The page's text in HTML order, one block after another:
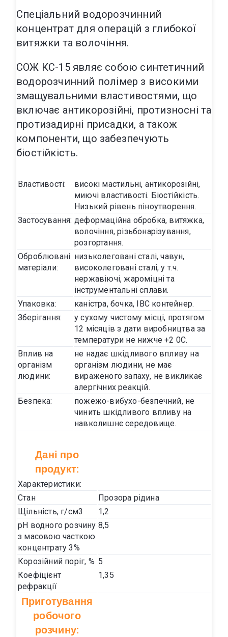
Спеціальний водорозчинний
концентрат для операцій з глибокої
витяжки та волочіння.
СОЖ КС-15 являє собою синтетичний
водорозчинний полімер з високими
змащувальними властивостями, що
включає антикорозійні, протизносні та
протизадирні присадки, а також
компоненти, що забезпечують
біостійкість.
Властивості:
високі мастильні, антикорозійні,
миючі властивості. Біостійкість.
Низький рівень піноутворення.
Застосування: деформаційна обробка, витяжка,
волочіння, різьбонарізування,
розгортання.
Оброблювані
матеріали:
низьколеговані сталі, чавун,
високолеговані сталі, у т.ч.
нержавіючі, жароміцні та
інструментальні сплави.
Упаковка:
каністра, бочка, IBC контейнер.
Зберігання:
у сухому чистому місці, протягом
12 місяців з дати виробництва за
температури не нижче +2 0С.
Вплив на
організм
людини:
не надає шкідливого впливу на
організм людини, не має
вираженого запаху, не викликає
алергічних реакцій.
Безпека:
пожежо-вибухо-безпечний, не
чинить шкідливого впливу на
навколишнє середовище.
Дані про
продукт:
Характеристики:
Стан
Прозора рідина
Щільність, г/см3
1,2
pH водного розчину
з масовою часткою
концентрату 3%
8,5
Корозійний поріг, % 5
Коефіцієнт
рефракції
1,35
Приготування
робочого
розчину: